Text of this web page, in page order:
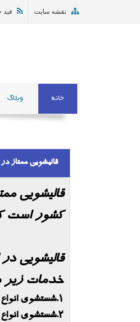
نقشه سایت فید
خانه وبلاگ
قالیشویی ممتاز در اصفهان
قالیشویی
کشور است
خدمات زیر
1.شستشوی انواع مبلمان در منزل
2.شستشوی انواع فرش های ماشینی ، دستبافت،اردکان،نایین،نجف آباد و .......